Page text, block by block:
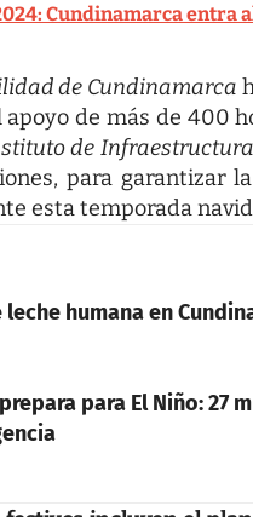
Cundinamarca entra
de Cundinamarca
de más de 400
de Infraestructura
para garantizar
esta temporada
humana en
para El Niño: 27